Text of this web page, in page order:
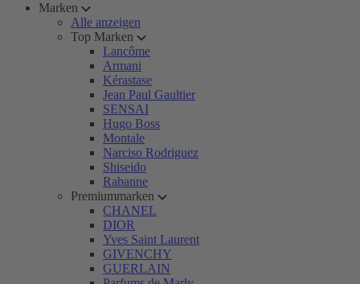
Marken
Alle anzeigen
Top Marken
Lancôme
Armani
Kérastase
Jean Paul Gaultier
SENSAI
Hugo Boss
Montale
Narciso Rodriguez
Shiseido
Rabanne
Premiummarken
CHANEL
DIOR
Yves Saint Laurent
GIVENCHY
GUERLAIN